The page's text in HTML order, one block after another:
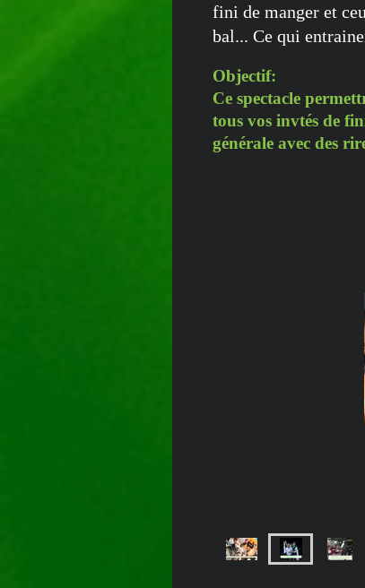
fini de manger et
bal... Ce qui
Objectif:
Ce spectacle
tous vos invtés de
générale avec des